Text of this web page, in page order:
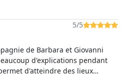
5/5
de Barbara et Giovanni
d'explications pendant